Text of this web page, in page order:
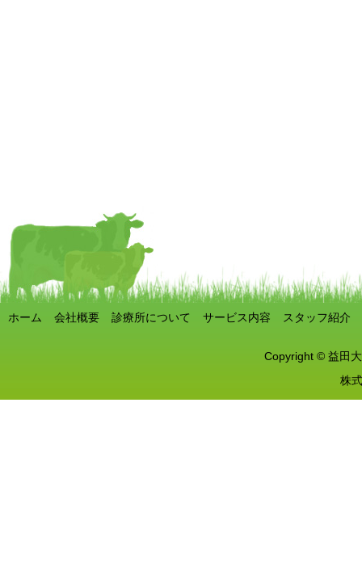
ホーム 会社概要 診療所について サービス内容 スタッフ紹介
Copyright © 益田
株